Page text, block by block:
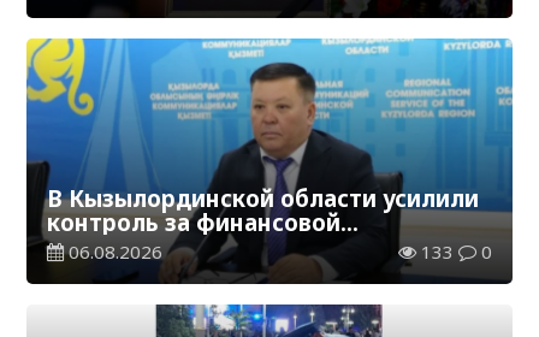
В Кызылординской области усилили
контроль за финансовой
дисциплиной
06.08.2026 133 0